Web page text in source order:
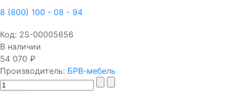
8 (800) 100 - 08 - 94
Код: 2S-00005656
В наличии
54 070 ₽
Производитель: БРВ-мебель